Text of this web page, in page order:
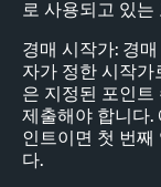
로 사용되고 있
경매 시작가: 경
자가 정한 시작가
은 지정된 포인
제출해야 합니다.
인트이면 첫 번
다.